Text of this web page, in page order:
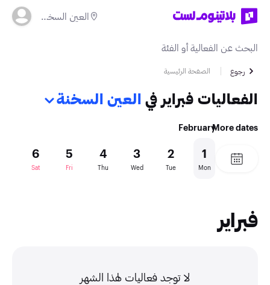
العين السخنة
رجوع الصفحة الرئيسية
الفعاليات فبراير في العين السخنة
More dates
February
1
Mon
2
Tue
3
Wed
4
Thu
5
Fri
6
Sat
فبراير
لا توجد فعاليات لهذا الشهر